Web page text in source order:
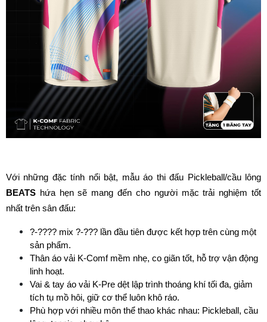
BEATS hứa hẹn sẽ mang đến cho người mặc trải nghiệm tốt
nhất trên sân đấu:
?-???? mix ?-??? lần đầu tiên được kết hợp trên cùng một
sản phẩm.
Thân áo vải K-Comf mềm nhẹ, co giãn tốt, hỗ trợ vận động
linh hoạt.
Vai & tay áo vải K-Pre dệt lập trình thoáng khí tối đa, giảm
tích tụ mồ hôi, giữ cơ thể luôn khô ráo.
Phù hợp với nhiều môn thể thao khác nhau: Pickleball, cầu